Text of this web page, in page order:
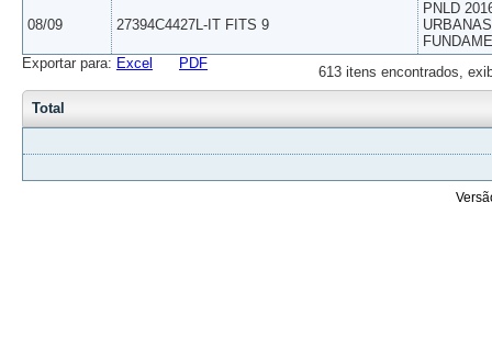
08/09 27394C4427L-IT FITS 9
PNLD
613 itens encontrados,
Exportar para: Excel PDF
Total